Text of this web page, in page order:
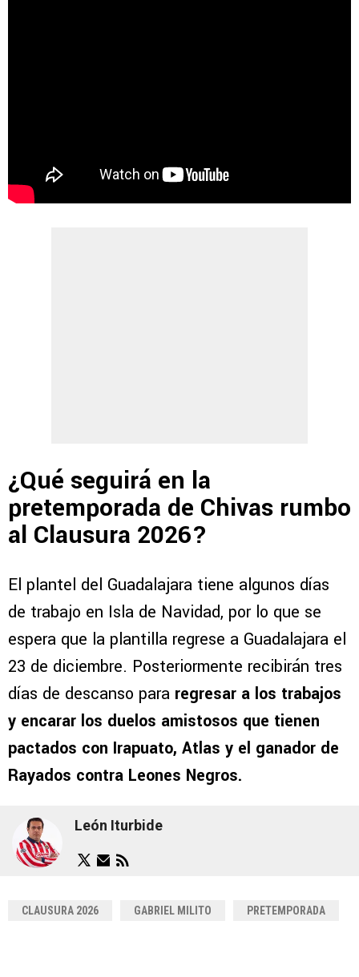
¿Qué seguirá en la
pretemporada de Chivas rumbo
al Clausura 2026?
El plantel del Guadalajara tiene algunos días
de trabajo en Isla de Navidad, por lo que se
espera que la plantilla regrese a Guadalajara el
23 de diciembre. Posteriormente recibirán tres
días de descanso para regresar a los trabajos
y encarar los duelos amistosos que tienen
pactados con Irapuato, Atlas y el ganador de
Rayados contra Leones Negros.
León Iturbide
CLAUSURA 2026 GABRIEL MILITO PRETEMPORADA